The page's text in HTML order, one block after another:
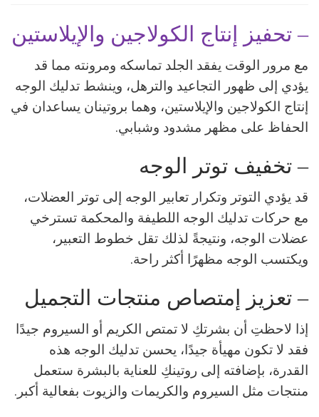
– تحفيز إنتاج الكولاجين والإيلاستين
مع مرور الوقت يفقد الجلد تماسكه ومرونته مما قد
يؤدي إلى ظهور التجاعيد والترهل، وينشط تدليك الوجه
إنتاج الكولاجين والإيلاستين، وهما بروتينان يساعدان في
الحفاظ على مظهر مشدود وشبابي.
– تخفيف توتر الوجه
قد يؤدي التوتر وتكرار تعابير الوجه إلى توتر العضلات،
مع حركات تدليك الوجه اللطيفة والمحكمة تسترخي
عضلات الوجه، ونتيجةً لذلك تقل خطوط التعبير،
ويكتسب الوجه مظهرًا أكثر راحة.
– تعزيز إمتصاص منتجات التجميل
إذا لاحظتِ أن بشرتكِ لا تمتص الكريم أو السيروم جيدًا
فقد لا تكون مهيأة جيدًا، يحسن تدليك الوجه هذه
القدرة، بإضافته إلى روتينكِ للعناية بالبشرة ستعمل
منتجات مثل السيروم والكريمات والزيوت بفعالية أكبر.